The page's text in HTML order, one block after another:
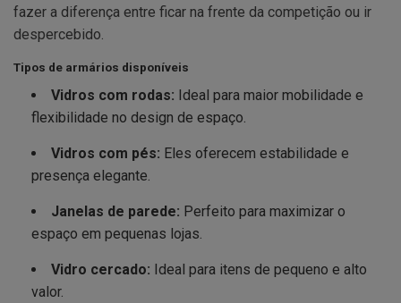
fazer a diferença entre ficar na frente da competição ou ir
despercebido.
Tipos de armários disponíveis
Vidros com rodas: Ideal para maior mobilidade e
flexibilidade no design de espaço.
Vidros com pés: Eles oferecem estabilidade e
presença elegante.
Janelas de parede: Perfeito para maximizar o
espaço em pequenas lojas.
Vidro cercado: Ideal para itens de pequeno e alto
valor.